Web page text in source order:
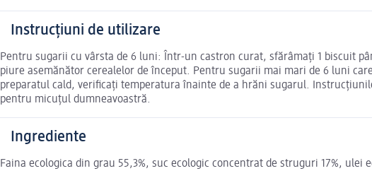
Instrucțiuni de utilizare
Pentru sugarii cu vârsta de 6 luni: Într-un castron curat, sfărâmați 1 biscuit
piure asemănător cerealelor de început. Pentru sugarii mai mari de 6 luni
preparatul cald, verificați temperatura înainte de a hrăni sugarul.
pentru micuțul dumneavoastră.
Ingrediente
Faina ecologica din grau 55,3%, suc ecologic concentrat de struguri 17%,